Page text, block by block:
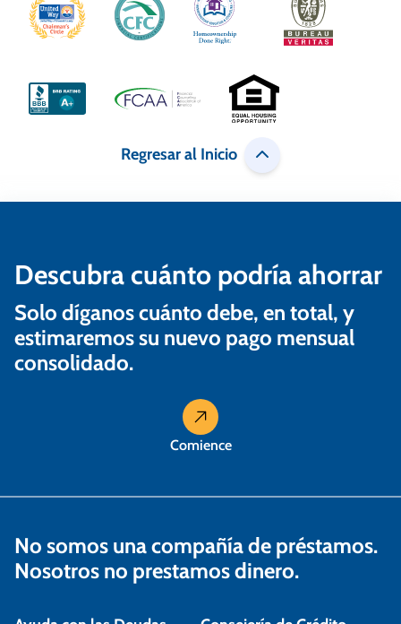
r
a
d
a
Regresar al Inicio
Descubra cuánto podría ahorrar
Solo díganos cuánto debe, en total, y
estimaremos su nuevo pago mensual
consolidado.
Comience
No somos una compañía de préstamos.
Nosotros no prestamos dinero.